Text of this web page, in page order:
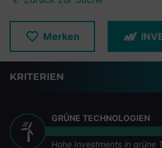
Merken
KRITERIEN
GRÜNE TECHNOLOGIEN
Hohe Investments in grüne